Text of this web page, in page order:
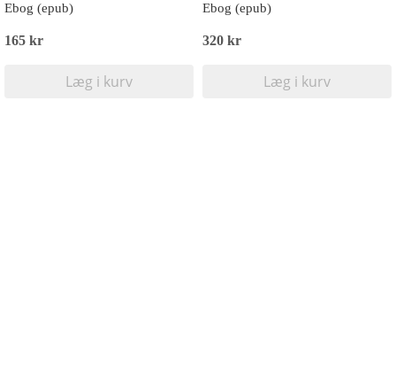
Ebog (epub)
165 kr
Læg i kurv
Ebog (epub)
320 kr
Læg i kurv